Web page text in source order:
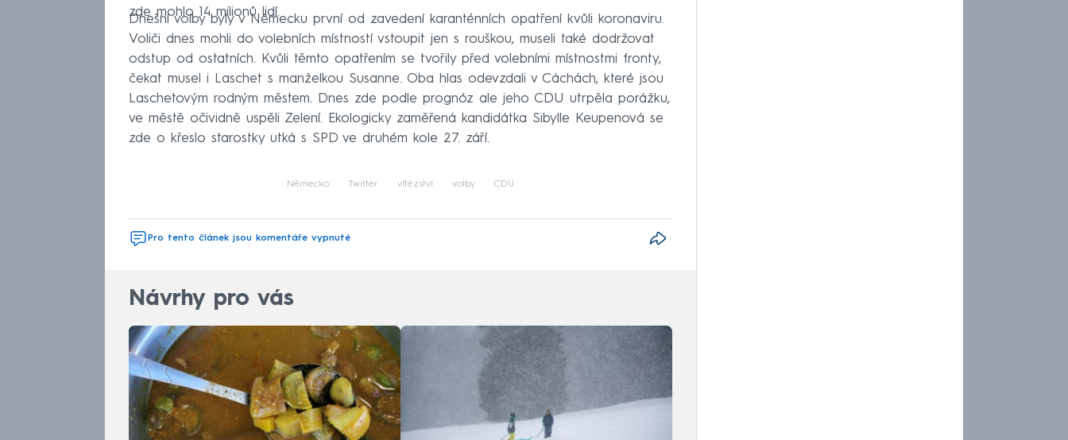
zde mohlo 14 milionů lidí.
Dnešní volby byly v Německu první od zavedení karanténních opatření kvůli koronaviru.
Voliči dnes mohli do volebních místností vstoupit jen s rouškou, museli také dodržovat
odstup od ostatních. Kvůli těmto opatřením se tvořily před volebními místnostmi fronty,
čekat musel i Laschet s manželkou Susanne. Oba hlas odevzdali v Cáchách, které jsou
Laschetovým rodným městem. Dnes zde podle prognóz ale jeho CDU utrpěla porážku,
ve městě očividně uspěli Zelení. Ekologicky zaměřená kandidátka Sibylle Keupenová se
zde o křeslo starostky utká s SPD ve druhém kole 27. září.
Německo Twitter vítězství volby CDU
Pro tento článek jsou komentáře vypnuté
Návrhy pro vás